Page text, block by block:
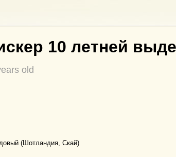
10 летней
old
(Шотландия, Скай)